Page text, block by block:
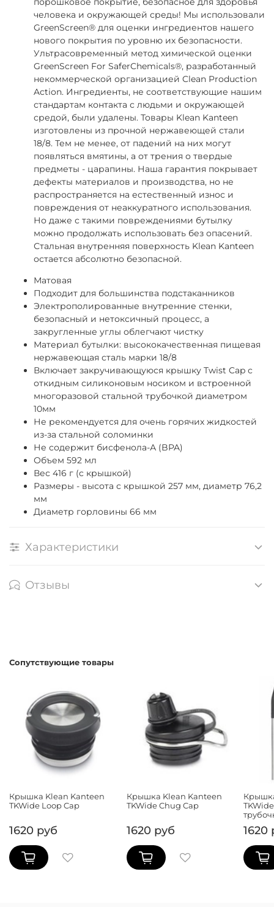
человека и окружающей среды! Мы использовали
GreenScreen® для оценки ингредиентов нашего
нового покрытия по уровню их безопасности.
Ультрасовременный метод химической оценки
GreenScreen For SaferChemicals®, разработанный
некоммерческой организацией Clean Production
Action. Ингредиенты, не соответствующие нашим
стандартам контакта с людьми и окружающей
средой, были удалены. Товары Klean Kanteen
изготовлены из прочной нержавеющей стали
18/8. Тем не менее, от падений на них могут
появляться вмятины, а от трения о твердые
предметы - царапины. Наша гарантия покрывает
дефекты материалов и производства, но не
распространяется на естественный износ и
повреждения от неаккуратного использования.
Но даже с такими повреждениями бутылку
можно продолжать использовать без опасений.
Стальная внутренняя поверхность Klean Kanteen
остается абсолютно безопасной.
Матовая
Подходит для большинства подстаканников
Электрополированные внутренние стенки,
безопасный и нетоксичный процесс, а
закругленные углы облегчают чистку
Материал бутылки: высококачественная пищевая
нержавеющая сталь марки 18/8
Включает закручивающуюся крышку Twist Cap с
откидным силиконовым носиком и встроенной
многоразовой стальной трубочкой диаметром
10мм
Не рекомендуется для очень горячих жидкостей
из-за стальной соломинки
Не содержит бисфенола-А (BPA)
Объем 592 мл
Вес 416 г (c крышкой)
Размеры - высота с крышкой 257 мм, диаметр 76,2
мм
Диаметр горловины 66 мм
Характеристики
Отзывы
Сопутствующие товары
Крышка Klean Kanteen
TKWide Loop Cap
1620 руб
Крышка Klean Kanteen
TKWide Chug Cap
1620 руб 1620